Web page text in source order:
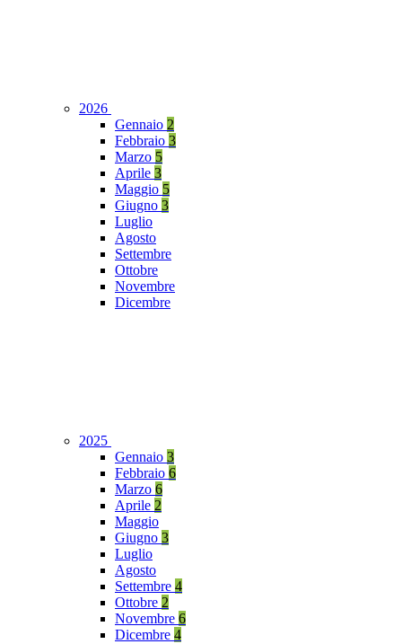
2026
Gennaio 2
Febbraio 3
Marzo 5
Aprile 3
Maggio 5
Giugno 3
Luglio
Agosto
Settembre
Ottobre
Novembre
Dicembre
2025
Gennaio 3
Febbraio 6
Marzo 6
Aprile 2
Maggio
Giugno 3
Luglio
Agosto
Settembre 4
Ottobre 2
Novembre 6
Dicembre 4